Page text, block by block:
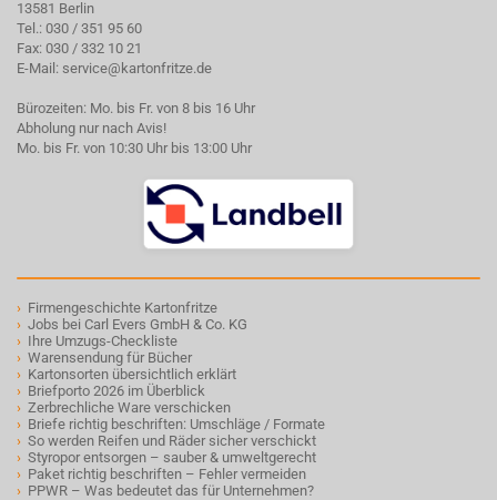
13581 Berlin
Tel.: 030 / 351 95 60
Fax: 030 / 332 10 21
E-Mail: service@kartonfritze.de
Bürozeiten: Mo. bis Fr. von 8 bis 16 Uhr
Abholung nur nach Avis!
Mo. bis Fr. von 10:30 Uhr bis 13:00 Uhr
› Firmengeschichte Kartonfritze
› Jobs bei Carl Evers GmbH & Co. KG
› Ihre Umzugs-Checkliste
› Warensendung für Bücher
› Kartonsorten übersichtlich erklärt
› Briefporto 2026 im Überblick
› Zerbrechliche Ware verschicken
› Briefe richtig beschriften: Umschläge / Formate
› So werden Reifen und Räder sicher verschickt
› Styropor entsorgen – sauber & umweltgerecht
› Paket richtig beschriften – Fehler vermeiden
› PPWR – Was bedeutet das für Unternehmen?